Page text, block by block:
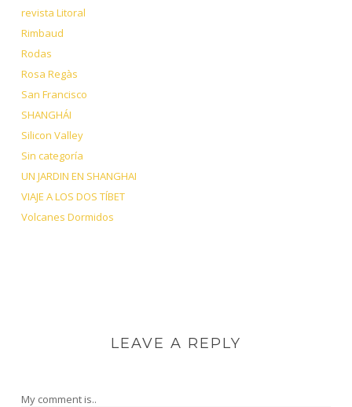
revista Litoral
Rimbaud
Rodas
Rosa Regàs
San Francisco
SHANGHÁI
Silicon Valley
Sin categoría
UN JARDIN EN SHANGHAI
VIAJE A LOS DOS TÍBET
Volcanes Dormidos
LEAVE A REPLY
My comment is..